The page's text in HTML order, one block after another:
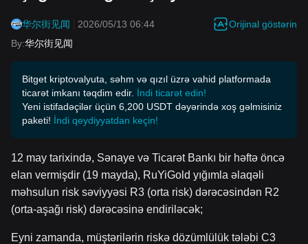
华尔街见闻 2026/05/13 06:44
Orijinal göstərin
By:华尔街见闻
Bitget kriptovalyuta, səhm və qızıl üzrə vahid platformada
ticarət imkanı təqdim edir. İndi ticarət edin!
Yeni istifadəçilər üçün 6,200 USDT dəyərində xoş gəlmisiniz
paketi! İndi qeydiyyatdan keçin!
12 may tarixində, Sənaye və Ticarət Bankı bir həftə öncə
elan vermişdir (19 mayda), RuYiGold yığımla əlaqəli
məhsulun risk səviyyəsi R3 (orta risk) dərəcəsindən R2
(orta-aşağı risk) dərəcəsinə endiriləcək;
Eyni zamanda, müştərilərin riskə dözümlülük tələbi C3